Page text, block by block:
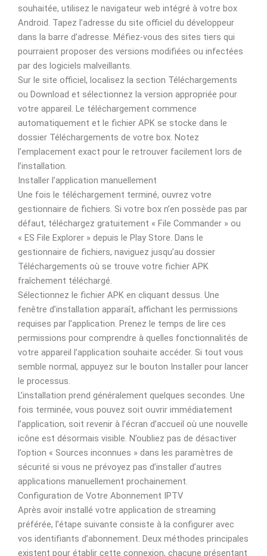
souhaitée, utilisez le navigateur web intégré à votre box
Android. Tapez l’adresse du site officiel du développeur
dans la barre d’adresse. Méfiez-vous des sites tiers qui
pourraient proposer des versions modifiées ou infectées
par des logiciels malveillants.
Sur le site officiel, localisez la section Téléchargements
ou Download et sélectionnez la version appropriée pour
votre appareil. Le téléchargement commence
automatiquement et le fichier APK se stocke dans le
dossier Téléchargements de votre box. Notez
l’emplacement exact pour le retrouver facilement lors de
l’installation.
Installer l’application manuellement
Une fois le téléchargement terminé, ouvrez votre
gestionnaire de fichiers. Si votre box n’en possède pas par
défaut, téléchargez gratuitement « File Commander » ou
« ES File Explorer » depuis le Play Store. Dans le
gestionnaire de fichiers, naviguez jusqu’au dossier
Téléchargements où se trouve votre fichier APK
fraîchement téléchargé.
Sélectionnez le fichier APK en cliquant dessus. Une
fenêtre d’installation apparaît, affichant les permissions
requises par l’application. Prenez le temps de lire ces
permissions pour comprendre à quelles fonctionnalités de
votre appareil l’application souhaite accéder. Si tout vous
semble normal, appuyez sur le bouton Installer pour lancer
le processus.
L’installation prend généralement quelques secondes. Une
fois terminée, vous pouvez soit ouvrir immédiatement
l’application, soit revenir à l’écran d’accueil où une nouvelle
icône est désormais visible. N’oubliez pas de désactiver
l’option « Sources inconnues » dans les paramètres de
sécurité si vous ne prévoyez pas d’installer d’autres
applications manuellement prochainement.
Configuration de Votre Abonnement IPTV
Après avoir installé votre application de streaming
préférée, l’étape suivante consiste à la configurer avec
vos identifiants d’abonnement. Deux méthodes principales
existent pour établir cette connexion, chacune présentant